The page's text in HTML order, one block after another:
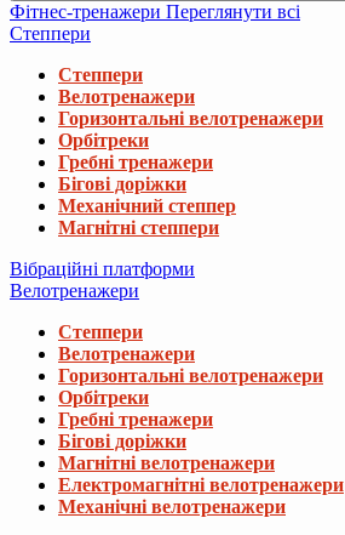
Фітнес-тренажери Переглянути всі
Степпери
Степпери
Велотренажери
Горизонтальні велотренажери
Орбітреки
Гребні тренажери
Бігові доріжки
Механічний степпер
Магнітні степпери
Вібраційні платформи
Велотренажери
Степпери
Велотренажери
Горизонтальні велотренажери
Орбітреки
Гребні тренажери
Бігові доріжки
Магнітні велотренажери
Електромагнітні велотренажери
Механічні велотренажери